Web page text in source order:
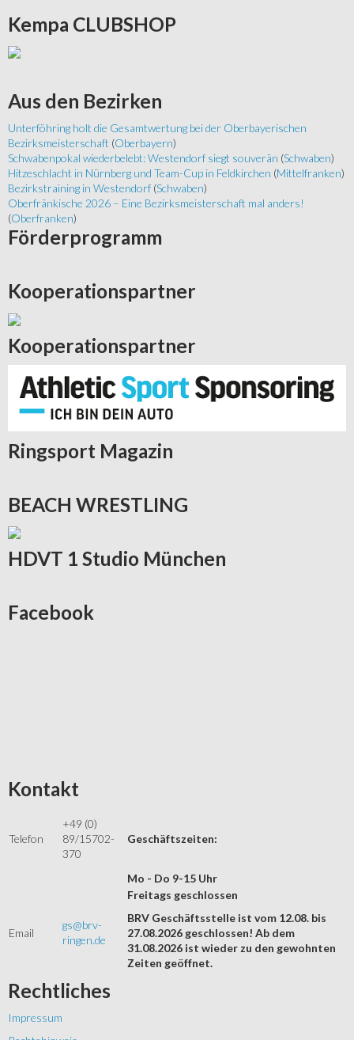
Kempa CLUBSHOP
Aus den Bezirken
Unterföhring holt die Gesamtwertung bei der Oberbayerischen
Bezirksmeisterschaft (Oberbayern)
Schwabenpokal wiederbelebt: Westendorf siegt souverän (Schwaben)
Hitzeschlacht in Nürnberg und Team-Cup in Feldkirchen (Mittelfranken)
Bezirkstraining in Westendorf (Schwaben)
Oberfränkische 2026 – Eine Bezirksmeisterschaft mal anders!
(Oberfranken)
Förderprogramm
Kooperationspartner
Kooperationspartner
Ringsport Magazin
BEACH WRESTLING
HDVT 1 Studio München
Facebook
Kontakt
Telefon
+49 (0)
89/15702-
370
Geschäftszeiten:
Mo - Do 9-15 Uhr
Email
gs@brv-
ringen.de
Freitags geschlossen
BRV Geschäftsstelle ist vom 12.08. bis
27.08.2026 geschlossen! Ab dem
31.08.2026 ist wieder zu den gewohnten
Zeiten geöffnet.
Rechtliches
Impressum